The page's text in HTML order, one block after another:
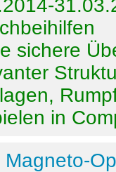
sichere
in
Magneto-